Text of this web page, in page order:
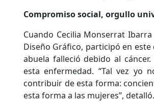
Compromiso social, orgullo
Cuando Cecilia Monserrat
Diseño Gráfico, participó en
abuela falleció debido al
esta enfermedad. “Tal vez yo
contribuir de esta forma:
esta forma a las mujeres”, detalló.